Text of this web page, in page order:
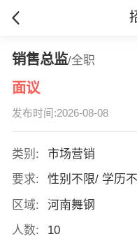
销售总监/全职
面议
发布时间:2026-08-08
类别:
市场营销
要求:
性别不限/ 学历
区域:
河南舞钢
人数:
10